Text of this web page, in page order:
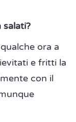
salati?
ora a
e fritti la
con il